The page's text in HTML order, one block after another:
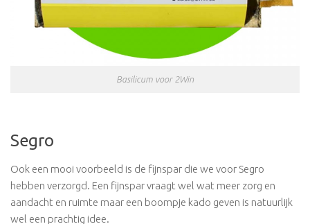
Basilicum voor 2Win
Segro
Ook een mooi voorbeeld is de fijnspar die we voor Segro
hebben verzorgd. Een fijnspar vraagt wel wat meer zorg en
aandacht en ruimte maar een boompje kado geven is natuurlijk
wel een prachtig idee.